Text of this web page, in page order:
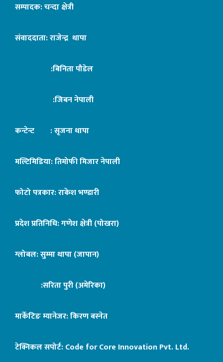
सम्पादक: चन्दा क्षेत्री
संवाददाता: राजेन्द्र थापा
:बिनिता पौडेल
:जिबन नेपाली
कन्टेन्ट : सृजना थापा
मल्टिमिडिया: तिमोफी मिजार नेपाली
फोटो पत्रकार: राकेश भण्डारी
प्रदेश प्रतिनिधि: गणेश क्षेत्री (पोखरा)
ग्लोबल: सुम्मा थापा (जापान)
:सरिता पुरी (अमेरिका)
मार्केटिङ म्यानेजर: किरण बस्नेत
टेक्निकल सपोर्ट:Code for Core Innovation Pvt. Ltd.